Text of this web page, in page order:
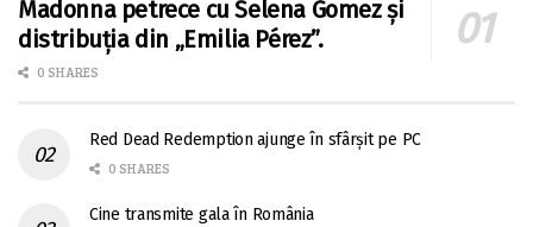
Madonna petrece cu Selena Gomez și
distribuția din „Emilia Pérez”.
0 SHARES
Red Dead Redemption ajunge în sfârșit pe PC
0 SHARES
Cine transmite gala în România